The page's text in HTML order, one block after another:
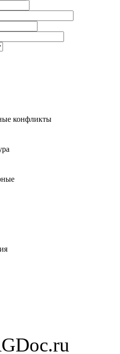
конфликты